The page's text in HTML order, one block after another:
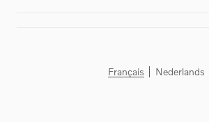
Français Nederlands